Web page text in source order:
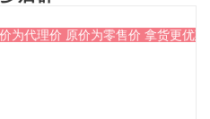
为代理价 原价为零售价 拿货更优惠